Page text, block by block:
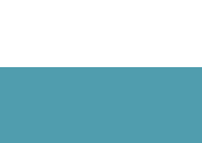
SHOP